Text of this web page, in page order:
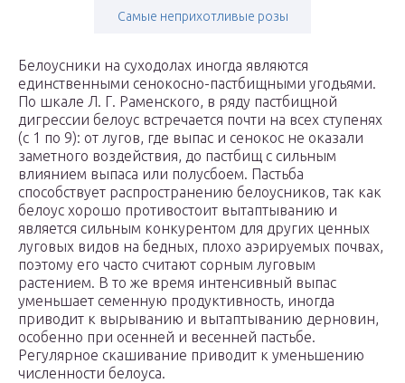
Самые неприхотливые розы
Белоусники на суходолах иногда являются
единственными сенокосно-пастбищными угодьями.
По шкале Л. Г. Раменского, в ряду пастбищной
дигрессии белоус встречается почти на всех ступенях
(с 1 по 9): от лугов, где выпас и сенокос не оказали
заметного воздействия, до пастбищ с сильным
влиянием выпаса или полусбоем. Пастьба
способствует распространению белоусников, так как
белоус хорошо противостоит вытаптыванию и
является сильным конкурентом для других ценных
луговых видов на бедных, плохо аэрируемых почвах,
поэтому его часто считают сорным луговым
растением. В то же время интенсивный выпас
уменьшает семенную продуктивность, иногда
приводит к вырыванию и вытаптыванию дерновин,
особенно при осенней и весенней пастьбе.
Регулярное скашивание приводит к уменьшению
численности белоуса.